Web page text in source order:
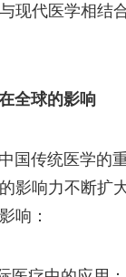
现代医学相结
全球的影响
国传统医学的
影响力不断扩
响：